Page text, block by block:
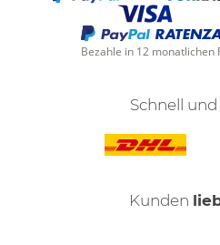
Bezahle in 12 monatlichen
Schnell und
Kunden